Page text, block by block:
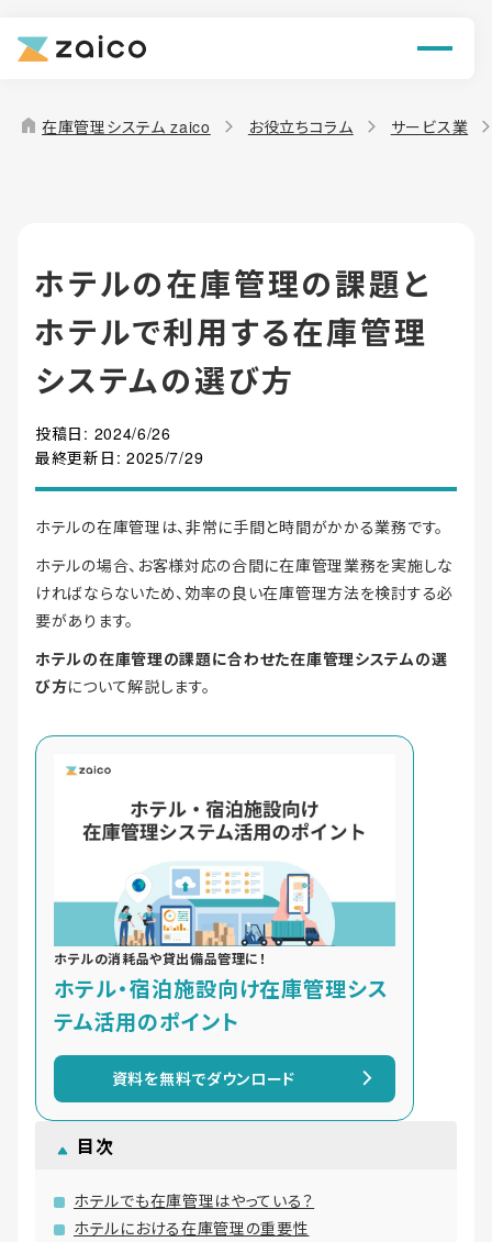
機能
解決できる課題
導入事例
お役立ち情報
home 在庫管理システム zaico お役立ちコラム サービス業
ホテルの在庫管理の課題と
ホテルで利用する在庫管理
システムの選び方
投稿日: 2024/6/26
最終更新日: 2025/7/29
ホテルの在庫管理は、非常に手間と時間がかかる業務です。
ホテルの場合、お客様対応の合間に在庫管理業務を実施しな
ければならないため、効率の良い在庫管理方法を検討する必
要があります。
ホテルの在庫管理の課題に合わせた在庫管理システムの選
び方について解説します。
ホテルの消耗品や貸出備品管理に！
ホテル・宿泊施設向け在庫管理シス
テム活用のポイント
資料を無料でダウンロード
目次
ホテルでも在庫管理はやっている？
ホテルにおける在庫管理の重要性